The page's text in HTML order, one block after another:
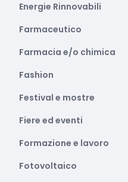
Energie Rinnovabili
Farmaceutico
Farmacia e/o chimica
Fashion
Festival e mostre
Fiere ed eventi
Formazione e lavoro
Fotovoltaico